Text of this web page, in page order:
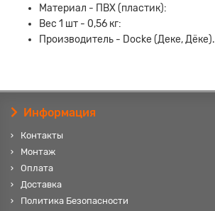
Материал - ПВХ (пластик):
Вес 1 шт - 0,56 кг:
Производитель - Docke (Деке, Дёке).
Информация
Контакты
Монтаж
Оплата
Доставка
Политика Безопасности